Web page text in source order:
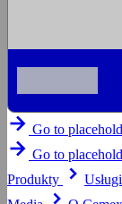
arrow_forward Go to
arrow_forward Go to
Produkty
keyboard_arrow_right Usługi
keyboard_arrow_right